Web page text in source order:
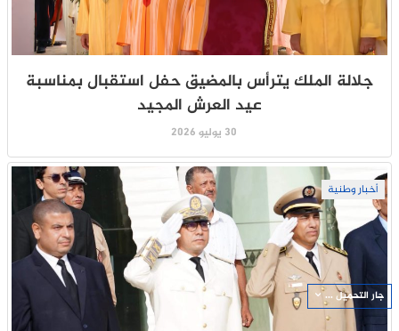
جلالة الملك يترأس بالمضيق حفل استقبال بمناسبة
عيد العرش المجيد
30 يوليو 2026
أخبار وطنية
جار التحميل ...